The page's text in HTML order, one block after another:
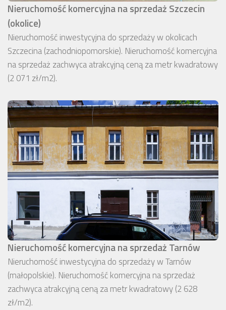
Nieruchomość komercyjna na sprzedaż Szczecin
(okolice)
Nieruchomość inwestycyjna do sprzedaży w okolicach
Szczecina (zachodniopomorskie). Nieruchomość komercyjna
na sprzedaż zachwyca atrakcyjną ceną za metr kwadratowy
(2 071 zł/m2).
Nieruchomość komercyjna na sprzedaż Tarnów
Nieruchomość inwestycyjna do sprzedaży w Tarnów
(małopolskie). Nieruchomość komercyjna na sprzedaż
zachwyca atrakcyjną ceną za metr kwadratowy (2 628
zł/m2).